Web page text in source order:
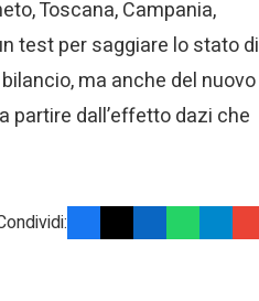
Toscana, Campania,
test per saggiare lo stato di
ma anche del nuovo
partire dall’effetto dazi che